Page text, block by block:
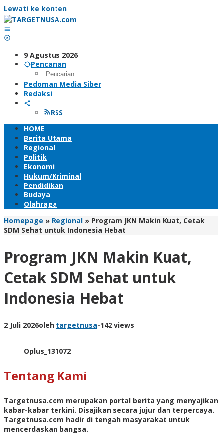
Lewati ke konten
9 Agustus 2026
Pencarian
Pedoman Media Siber
Redaksi
RSS
HOME
Berita Utama
Regional
Politik
Ekonomi
Hukum/Kriminal
Pendidikan
Budaya
Olahraga
Homepage » Regional » Program JKN Makin Kuat, Cetak
SDM Sehat untuk Indonesia Hebat
Program JKN Makin Kuat,
Cetak SDM Sehat untuk
Indonesia Hebat
2 Juli 2026oleh targetnusa-142 views
Oplus_131072
Tentang Kami
Targetnusa.com merupakan portal berita yang menyajikan
kabar-kabar terkini. Disajikan secara jujur dan terpercaya.
Targetnusa.com hadir di tengah masyarakat untuk
mencerdaskan bangsa.